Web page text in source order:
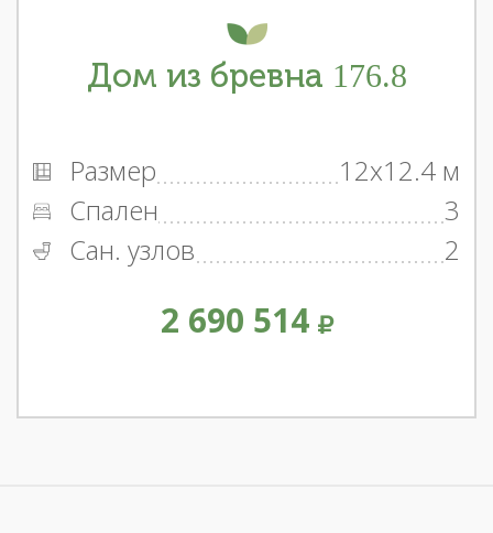
Дом из бревна 176.8
Размер
12x12.4 м
Спален
3
Сан. узлов
2
2 690 514